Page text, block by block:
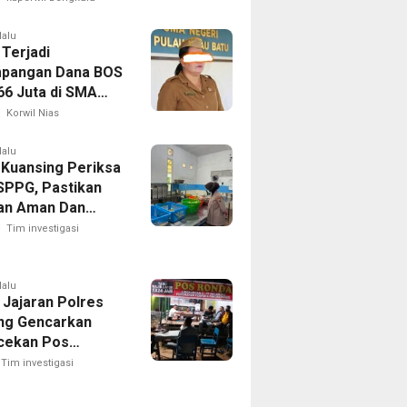
Terjadi
Dana BOS
Juta di SMA
Pulau-Pulau
Besar
LSM
Siapkan
ke Kejaksaan
Korwil Nias
Periksa
Pastikan
Aman Dan
Tim investigasi
Polres
Gencarkan
Pos
Kapolres Ajak
Jaga
Tim investigasi